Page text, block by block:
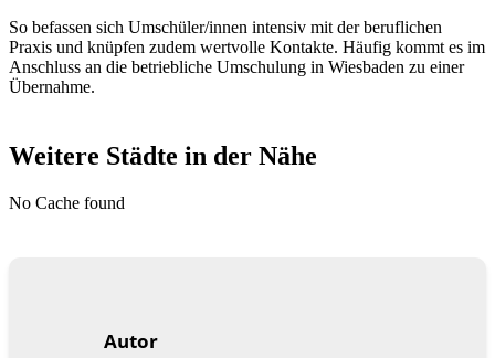
So befassen sich Umschüler/innen intensiv mit der beruflichen
Praxis und knüpfen zudem wertvolle Kontakte. Häufig kommt es im
Anschluss an die betriebliche Umschulung in Wiesbaden zu einer
Übernahme.
Weitere Städte in der Nähe
No Cache found
Autor